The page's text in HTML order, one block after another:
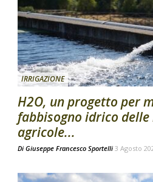
IRRIGAZIONE
H2O, un progetto per
fabbisogno idrico
agricole...
Di Giuseppe Francesco Sportelli 3 Agosto